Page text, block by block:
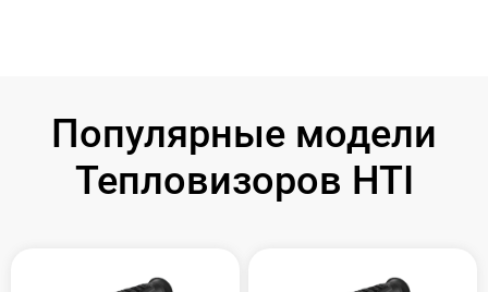
Популярные модели
Тепловизоров HTI